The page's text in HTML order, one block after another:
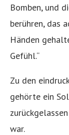
Bomben, und
berühren, das
Händen
Gefühl.“
Zu den
gehörte ein
war.